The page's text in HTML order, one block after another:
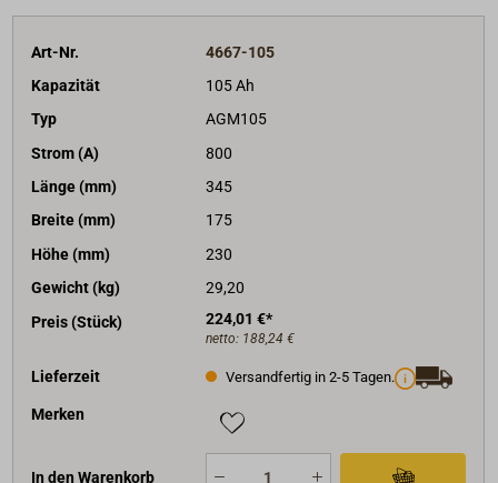
Art-Nr.
4667-105
Kapazität
105 Ah
Typ
AGM105
Strom (A)
800
Länge (mm)
345
Breite (mm)
175
Höhe (mm)
230
Gewicht (kg)
29,20
Preis (Stück)
224,01 €*
netto: 188,24 €
Lieferzeit Versandfertig in 2-5 Tagen.
Merken
In den Warenkorb